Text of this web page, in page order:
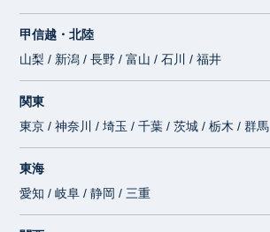
甲信越・北陸
山梨 / 新潟 / 長野 / 富山 / 石川 / 福井
関東
東京 / 神奈川 / 埼玉 / 千葉 / 茨城 / 栃木 / 群馬
東海
愛知 / 岐阜 / 静岡 / 三重